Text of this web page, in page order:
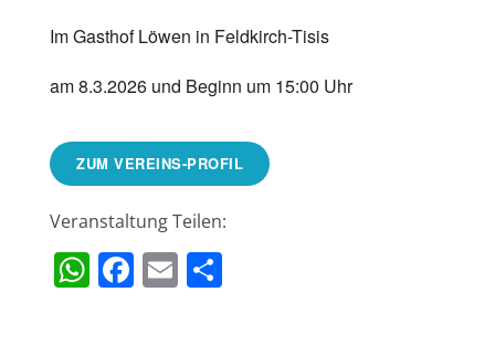
Im Gasthof Löwen in Feldkirch-Tisis
am 8.3.2026 und Beginn um 15:00 Uhr
ZUM VEREINS-PROFIL
Veranstaltung Teilen:
WhatsApp
Facebook
Email